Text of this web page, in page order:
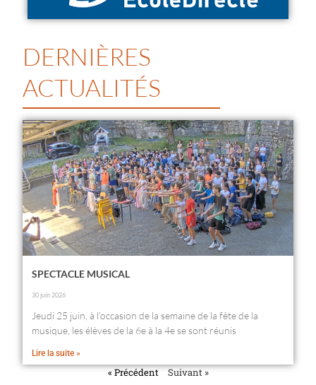
DERNIÈRES
ACTUALITÉS
SPECTACLE MUSICAL
30 juin 2026
Jeudi 25 juin, à l’occasion de la semaine de la fête de la
musique, les élèves de la 6e à la 4e se sont réunis
Lire la suite »
« Précédent Suivant »